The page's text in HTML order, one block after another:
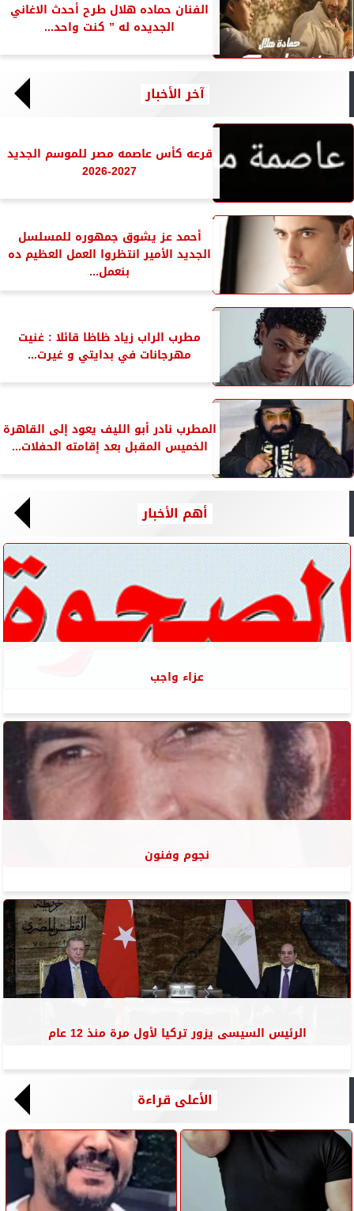
الفنان حماده هلال طرح أحدث الاغاني
الجديده له ” كنت واحد...
آخر الأخبار
قرعه كأس عاصمه مصر للموسم الجديد
2027-2026
أحمد عز يشوق جمهوره للمسلسل
الجديد الأمير انتظروا العمل العظيم ده
بنعمل...
مطرب الراب زياد ظاظا قائلا : غنيت
مهرجانات في بدايتي و غيرت...
المطرب نادر أبو الليف يعود إلى القاهرة
الخميس المقبل بعد إقامته الحفلات...
أهم الأخبار
عزاء واجب
نجوم وفنون
الرئيس السيسى يزور تركيا لأول مرة منذ 12 عام
الأعلى قراءة